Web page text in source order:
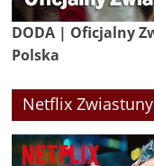
DODA | Oficjalny
Polska
Netflix